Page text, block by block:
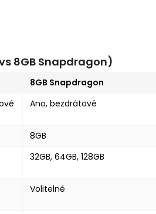
8GB Snapdragon)
8GB Snapdragon
Ano, bezdrátové
8GB
32GB, 64GB, 128GB
Volitelné